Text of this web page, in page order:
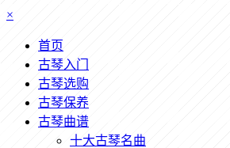
×
首页
古琴入门
古琴选购
古琴保养
古琴曲谱
十大古琴名曲